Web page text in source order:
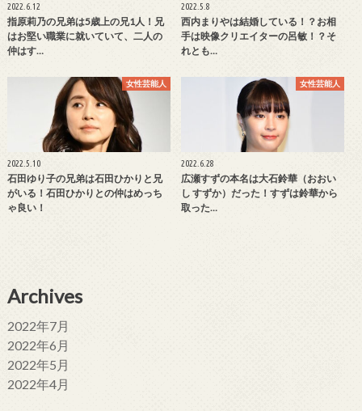
2022.6.12
指原莉乃の兄弟は5歳上の兄1人！兄
はお堅い職業に就いていて、二人の
仲はす…
2022.5.8
西内まりやは結婚している！？お相
手は映像クリエイターの呂敏！？そ
れとも…
女性芸能人
2022.5.10
石田ゆり子の兄弟は石田ひかりと兄
がいる！石田ひかりとの仲はめっち
ゃ良い！
女性芸能人
2022.6.28
広瀬すずの本名は大石鈴華（おおい
し すずか）だった！すずは鈴華から
取った…
Archives
2022年7月
2022年6月
2022年5月
2022年4月